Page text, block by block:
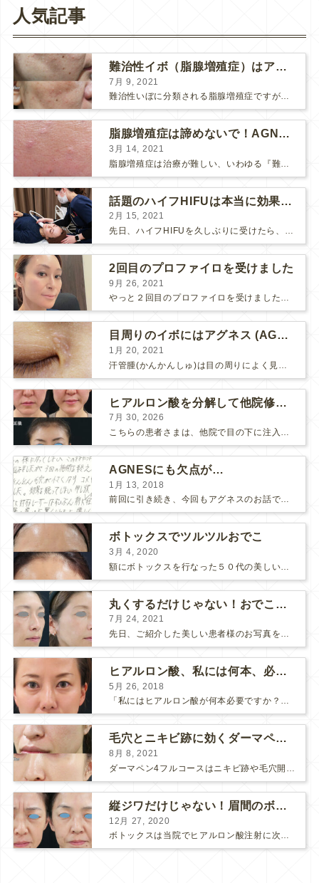
人気記事
難治性イボ（脂腺増殖症）はアグネスAGNESが効果的です！
7月 9, 2021
難治性いぼに分類される脂腺増殖症ですが、脂腺増殖症はAGNESアグネスにとても良く反応して、きれいに治すことができます。 ↑ 脂腺増殖症をアグネスAGNESで３回治療した1ヶ月後の写真です。...
脂腺増殖症は諦めないで！AGNESアグネス治療でツルツル肌に！
3月 14, 2021
話題のハイフHIFUは本当に効果があるのか？
2月 15, 2021
先日、ハイフHIFUを久しぶりに受けたら、顔の調子がとても良い感じです♪ 私はハイフHIFU後はいつも３日位、人には気付かれない程度に軽く腫れて、その後、グングンと顔が引き締まります。 ...
2回目のプロファイロを受けました
9月 26, 2021
やっと２回目のプロファイロを受けました。 ↑ 写真はプロファイロ翌日です。 この距離の写真では凹凸は映らないですし、 実物も、首がよく見ると凹凸が残っている位で、 それも３日で...
目周りのイボにはアグネス (AGNES）が効く！（ほぼ）ノーダウンタイムのイボ治療
1月 20, 2021
ヒアルロン酸を分解して他院修正（目の下のチンダル現象とその補正）
7月 30, 2026
こちらの患者さまは、他院で目の下に注入したヒアルロン酸がチンダル現象を起こしていたため、 ヒアルロン酸を分解する薬（ヒアルロニダーゼ）で分解してから 改めてヒアルロン酸を入れ直しました。 ...
AGNESにも欠点が…
1月 13, 2018
前回に引き続き、今回もアグネスのお話です。 AGNESはとっても良い治療である一方、 欠点もいくつかありますので、そちらもお話ししておきますね。 AGNESの欠点 1. ダウンタイム A...
ボトックスでツルツルおでこ
3月 4, 2020
丸くするだけじゃない！おでこのヒアルロン酸注射
7月 24, 2021
先日、ご紹介した美しい患者様のお写真を使わせていただいて、おでこのヒアルロン酸注射について説明します。 （≫ 写真の患者様の経過はこちら『２年間で若返って綺麗になられた患者様』） なぜおでこに...
ヒアルロン酸、私には何本、必要ですか？
5月 26, 2018
「私にはヒアルロン酸が何本必要ですか？」 診察の時によく聞かれますが、なかなか難しい質問です。 どこまでこだわってキレイにしたいかによって 使うヒアルロン酸の量が変わるからです。 前回もご紹介させ...
毛穴とニキビ跡に効くダーマペン４フルコース
8月 8, 2021
ダーマペン4フルコースはニキビ跡や毛穴開きで悩まれている方に自信を持ってお勧めできる美肌治療です。 ↑ ダーマペン4フルコースを4回行いました。 ニキビ跡と毛穴開きが改善して肌のキメが整いまし...
縦ジワだけじゃない！眉間のボトックス注射
12月 27, 2020
ボトックスは当院でヒアルロン酸注射に次いで人気のある治療です。 私自身、美容治療が制限されていた妊娠・授乳中に一番やりたかったのはボトックスで、 「ボトックスが世の中から無くなったら困る！」と...